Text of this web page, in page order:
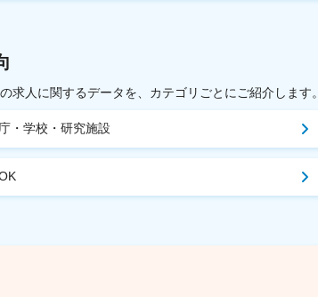
求人に関するデータを、カテゴリごとにご紹介します。
・学校・研究施設